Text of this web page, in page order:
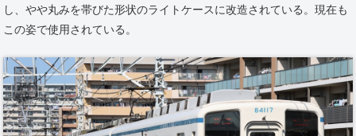
し、やや丸みを帯びた形状のライトケースに改造されている。現在も
この姿で使用されている。